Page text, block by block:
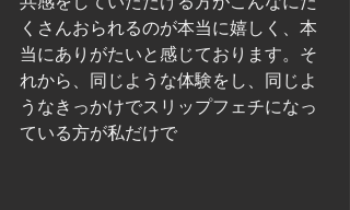
くさんおられるのが本当に嬉しく、本
当にありがたいと感じております。そ
れから、同じような体験をし、同じよ
うなきっかけでスリップフェチになっ
ている方が私だけで